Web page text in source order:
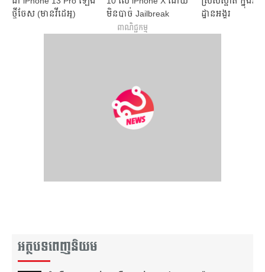
ថ្មីចែស (មានវីដេអូ)
មិនបាច់ Jailbreak
ដ្ឋានអង្គរ
ពាណិជ្ជកម្ម
អត្ថបទពេញនិយម